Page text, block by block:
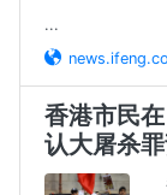
...
香港市民
认大屠杀